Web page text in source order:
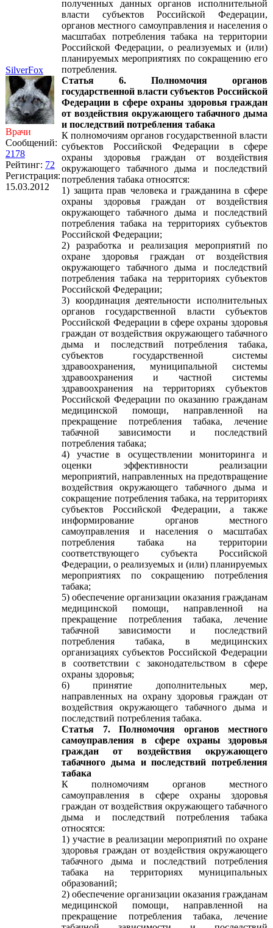
SilverFox
Врачи
Сообщений:
2178
Рейтинг: 72
Регистрация:
15.03.2012
полученных данных органов исполнительной
власти субъектов Российской Федерации,
органов местного самоуправления и населения о
масштабах потребления табака на территории
Российской Федерации, о реализуемых и (или)
планируемых мероприятиях по сокращению его
потребления.
Статья 6. Полномочия органов
государственной власти субъектов Российской
Федерации в сфере охраны здоровья граждан
от воздействия окружающего табачного дыма
и последствий потребления табака
К полномочиям органов государственной власти
субъектов Российской Федерации в сфере
охраны здоровья граждан от воздействия
окружающего табачного дыма и последствий
потребления табака относятся:
1) защита прав человека и гражданина в сфере
охраны здоровья граждан от воздействия
окружающего табачного дыма и последствий
потребления табака на территориях субъектов
Российской Федерации;
2) разработка и реализация мероприятий по
охране здоровья граждан от воздействия
окружающего табачного дыма и последствий
потребления табака на территориях субъектов
Российской Федерации;
3) координация деятельности исполнительных
органов государственной власти субъектов
Российской Федерации в сфере охраны здоровья
граждан от воздействия окружающего табачного
дыма и последствий потребления табака,
субъектов государственной системы
здравоохранения, муниципальной системы
здравоохранения и частной системы
здравоохранения на территориях субъектов
Российской Федерации по оказанию гражданам
медицинской помощи, направленной на
прекращение потребления табака, лечение
табачной зависимости и последствий
потребления табака;
4) участие в осуществлении мониторинга и
оценки эффективности реализации
мероприятий, направленных на предотвращение
воздействия окружающего табачного дыма и
сокращение потребления табака, на территориях
субъектов Российской Федерации, а также
информирование органов местного
самоуправления и населения о масштабах
потребления табака на территории
соответствующего субъекта Российской
Федерации, о реализуемых и (или) планируемых
мероприятиях по сокращению потребления
табака;
5) обеспечение организации оказания гражданам
медицинской помощи, направленной на
прекращение потребления табака, лечение
табачной зависимости и последствий
потребления табака, в медицинских
организациях субъектов Российской Федерации
в соответствии с законодательством в сфере
охраны здоровья;
6) принятие дополнительных мер,
направленных на охрану здоровья граждан от
воздействия окружающего табачного дыма и
последствий потребления табака.
Статья 7. Полномочия органов местного
самоуправления в сфере охраны здоровья
граждан от воздействия окружающего
табачного дыма и последствий потребления
табака
К полномочиям органов местного
самоуправления в сфере охраны здоровья
граждан от воздействия окружающего табачного
дыма и последствий потребления табака
относятся:
1) участие в реализации мероприятий по охране
здоровья граждан от воздействия окружающего
табачного дыма и последствий потребления
табака на территориях муниципальных
образований;
2) обеспечение организации оказания гражданам
медицинской помощи, направленной на
прекращение потребления табака, лечение